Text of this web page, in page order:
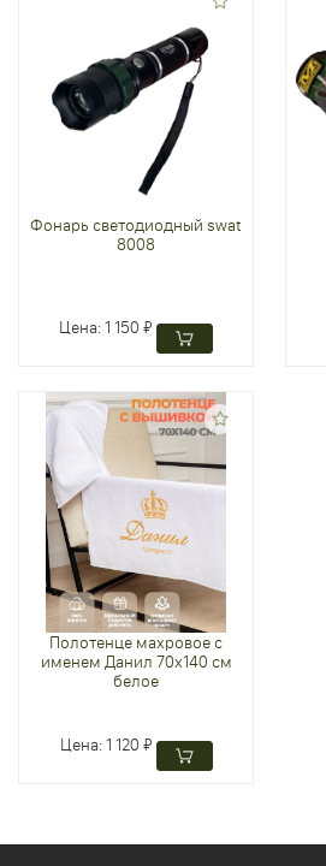
Фонарь светодиодный swat
8008
Цена:1 150 ₽
Полотенце махровое с
именем Данил 70х140 см
белое
Цена:1 120 ₽